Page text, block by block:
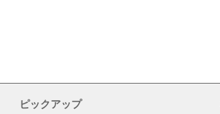
ピックアップ